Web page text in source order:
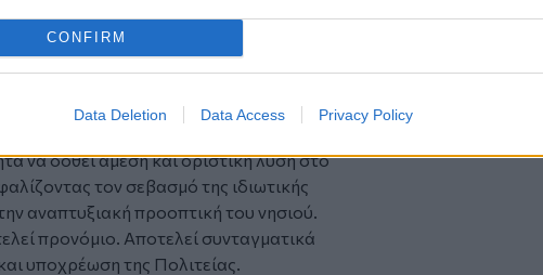
CONFIRM
Data Deletion Data Access Privacy Policy
να στερηθούν οι νόμιμοι
η εμπιστοσύνη των πολιτών
κυριότητας, το Κράτος οφείλει να
τίτλους.
να δοθεί άμεση και οριστική λύση στο
τον σεβασμό της ιδιωτικής
αναπτυξιακή προοπτική του νησιού.
προνόμιο. Αποτελεί συνταγματικά
υποχρέωση της Πολιτείας.